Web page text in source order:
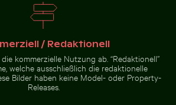
/ Redaktionell
kommerzielle Nutzung ab. “Redaktionell”
welche ausschließlich die redaktionelle
Bilder haben keine Model- oder Property-
Releases.